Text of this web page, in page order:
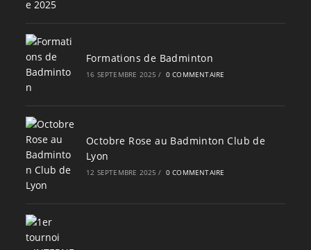
Formations de Badminton
16 SEPTEMBRE 2025 / 0 COMMENTAIRE
Octobre Rose au Badminton Club de
Lyon
12 SEPTEMBRE 2025 / 0 COMMENTAIRE